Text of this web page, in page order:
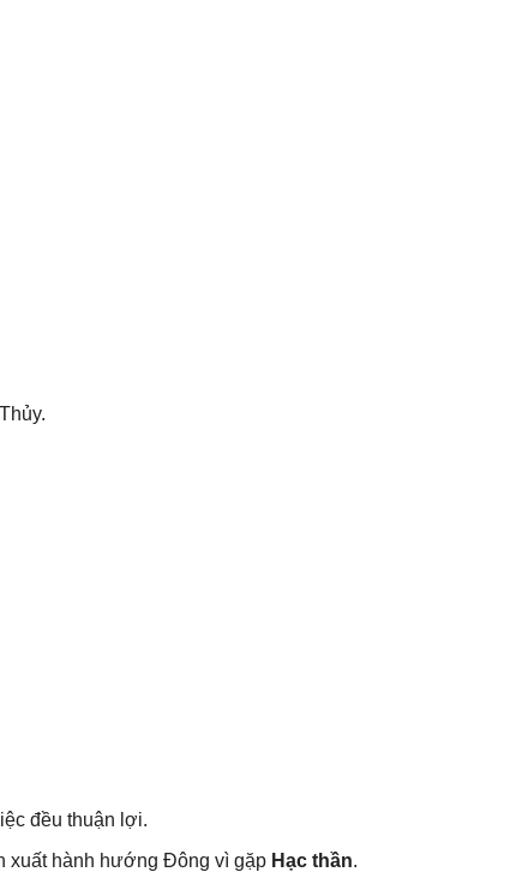
đều thuận lợi.
xuất hành hướnɡ Đônɡ vì ɡặp Hạc thần.